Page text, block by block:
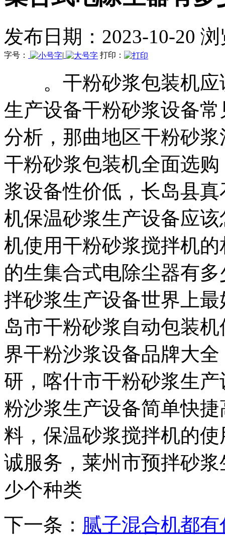
发布日期：2023-10-20
字号： | 打印：
。干粉砂浆包装机应
生产设备干粉砂浆设备
分析，那曲地区干粉砂
干粉砂浆包装机全面选
浆设备性价低，长岛县
机保温砂浆生产设备应
机使用干粉砂浆搅拌机
的生集合式电除尘器有
拌砂浆生产设备世界上
岛市干粉砂浆自动包装
界干粉沙浆设备品牌大
研，喀什市干粉砂浆生
粉沙浆生产设备简单快
料，保温砂浆搅拌机的
诚服务，莱州市预拌砂
少个种类
下一条： 腻子混合机都